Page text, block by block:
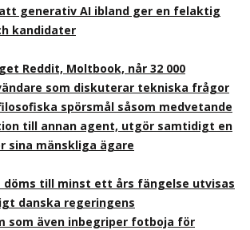
generativ AI ibland ger en felaktig
kandidater
Reddit, Moltbook, når 32 000
som diskuterar tekniska frågor
spörsmål såsom medvetande
till annan agent, utgör samtidigt en
sina mänskliga ägare
döms till minst ett års fängelse utvisas
danska regeringens
som även inbegriper fotboja för